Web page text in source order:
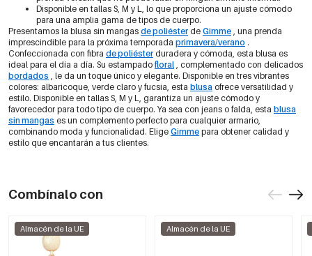
Disponible en tallas S, M y L, lo que proporciona un ajuste cómodo
para una amplia gama de tipos de cuerpo.
Presentamos la blusa sin mangas de poliéster de Gimme , una prenda
imprescindible para la próxima temporada primavera/verano .
Confeccionada con fibra de poliéster duradera y cómoda, esta blusa es
ideal para el día a día. Su estampado floral , complementado con delicados
bordados , le da un toque único y elegante. Disponible en tres vibrantes
colores: albaricoque, verde claro y fucsia, esta blusa ofrece versatilidad y
estilo. Disponible en tallas S, M y L, garantiza un ajuste cómodo y
favorecedor para todo tipo de cuerpo. Ya sea con jeans o falda, esta blusa
sin mangas es un complemento perfecto para cualquier armario,
combinando moda y funcionalidad. Elige Gimme para obtener calidad y
estilo que encantarán a tus clientes.
Combínalo con
Almacén de la UE Almacén de la UE